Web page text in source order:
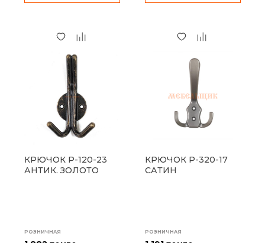
КРЮЧОК P-120-23
АНТИК. ЗОЛОТО
РОЗНИЧНАЯ
КРЮЧОК P-320-17
САТИН
РОЗНИЧНАЯ